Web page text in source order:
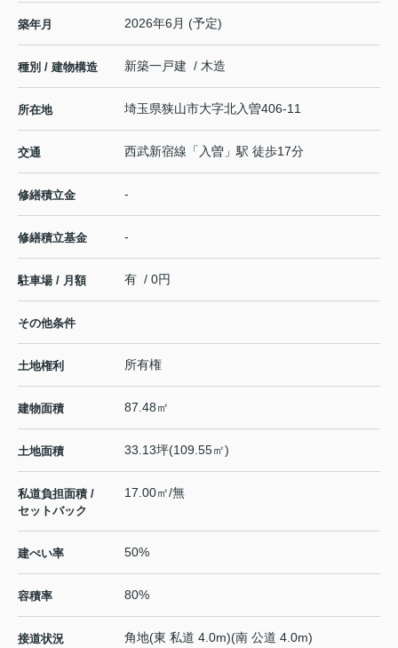
築年月 2026年6月 (予定)
種別 / 建物構造 新築一戸建 / 木造
所在地 埼玉県狭山市大字北入曽406-11
交通 西武新宿線 「 入曽 」駅 徒歩17分
修繕積立金 -
修繕積立基金 -
駐車場 / 月額 有 / 0円
その他条件
土地権利 所有権
建物面積 87.48㎡
土地面積 33.13坪(109.55㎡)
私道負担面積 /
セットバック
17.00㎡/無
建ぺい率 50%
容積率 80%
接道状況 角地(東 私道 4.0m)(南 公道 4.0m)